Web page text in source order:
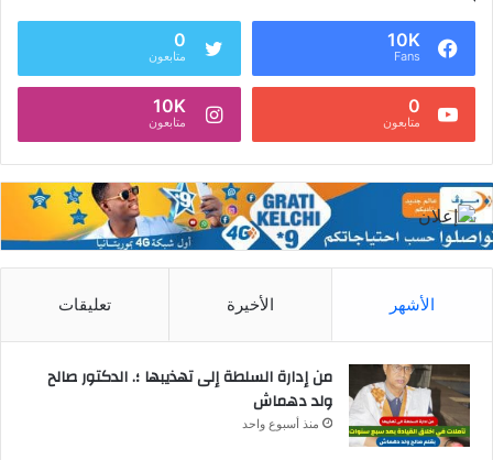
10K
Fans
0
متابعون
0
متابعون
10K
متابعون
الأشهر الأخيرة تعليقات
من إدارة السلطة إلى تهذيبها ؛. الدكتور صالح
ولد دهماش
منذ أسبوع واحد